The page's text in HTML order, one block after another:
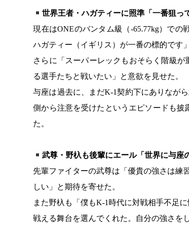
世界王者・ハガティーに照準「一番狙っ
現在はONEのバンタム級（-65.77kg）で
ハガティー（イギリス）が一番の標的です
さらに「スーパーレックもおそらく階級
る選手たちと戦いたい」と意欲を見せた。
与座は過去に、まだK-1契約下にありなが
側から注意を受けたというエピソードも
た。
武尊・野杁も後輩にエール「世界に与座
先輩ファイターの武尊は「優貴の強さは練
しい」と期待を寄せた。
また野杁も「僕もK-1時代に対戦相手不足
戦える舞台を選んでくれた。自分の強さを